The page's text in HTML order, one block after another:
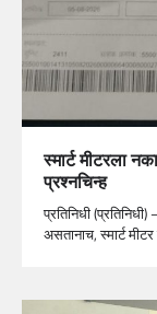
स्मार्ट मीटरला
प्रश्नचिन्ह
प्रतिनिधी
असतानाच, स्मार्ट